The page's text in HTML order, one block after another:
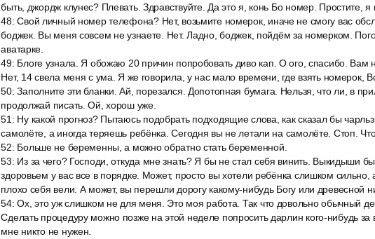
быть, джордж клунес? Плевать. Здравствуйте. Да это я, конь Бо номер. Простите, я
48:Свой личный номер телефона? Нет, возьмите номерок, иначе не смогу вас
боджек. Вы меня совсем не узнаете. Нет. Ладно, боджек, пойдём за номерком.
аватарке.
49: Блоге узнала. Я обожаю 20 причин попробовать диво кап. О ого, спасибо. Вам
Нет, 14 свела меня с ума. Я же говорила, у нас мало времени, где взять номерок,
50:Заполните эти бланки. Ай, порезался. Допотопная бумага. Нельзя, что ли, в
продолжай писать. Ой, хорош уже.
51 : Ну какой прогноз? Пытаюсь подобрать подходящие слова, как сказал бы
самолёте, а иногда теряешь ребёнка. Сегодня вы не летали на самолёте. Стоп.
52: Больше не беременны, а можно обратно стать беременной.
53: Из за чего? Господи, откуда мне знать? Я бы не стал себя винить. Выкидыши
здоровьем у вас все в порядке. Может, просто вы хотели ребёнка слишком сильно,
плохо себя вели. А может, вы перешли дорогу какому-нибудь Богу или древесной
54:Ох, это уж слишком не для меня. Это моя работа. Так что довольно обычный
Сделать процедуру можно позже на этой неделе попросить дарлин кого-нибудь за
мне никто не нужен.